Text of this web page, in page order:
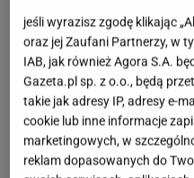
Przepis na sycącą
orzechami
Składniki:
jeśli wyrazisz zgodę klikając
oraz jej Zaufani Partnerzy, w
IAB, jak również Agora S.A.
Gazeta.pl sp. z o.o., będą
takie jak adresy IP, adresy e-
cookie lub inne informacje
marketingowych, w
reklam dopasowanych do